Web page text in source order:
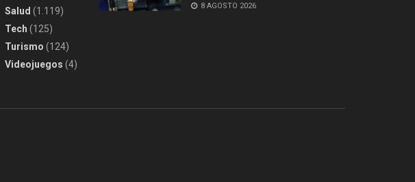
Salud (1.119)
Tech (125)
Turismo (124)
Videojuegos (4)
8 AGOSTO 2026